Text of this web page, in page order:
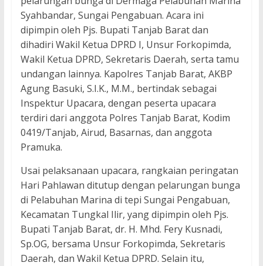
Syahbandar, Sungai Pengabuan. Acara ini
dipimpin oleh Pjs. Bupati Tanjab Barat dan
dihadiri Wakil Ketua DPRD I, Unsur Forkopimda,
Wakil Ketua DPRD, Sekretaris Daerah, serta tamu
undangan lainnya. Kapolres Tanjab Barat, AKBP
Agung Basuki, S.I.K., M.M., bertindak sebagai
Inspektur Upacara, dengan peserta upacara
terdiri dari anggota Polres Tanjab Barat, Kodim
0419/Tanjab, Airud, Basarnas, dan anggota
Pramuka.
Usai pelaksanaan upacara, rangkaian peringatan
Hari Pahlawan ditutup dengan pelarungan bunga
di Pelabuhan Marina di tepi Sungai Pengabuan,
Kecamatan Tungkal Ilir, yang dipimpin oleh Pjs.
Bupati Tanjab Barat, dr. H. Mhd. Fery Kusnadi,
Sp.OG, bersama Unsur Forkopimda, Sekretaris
Daerah, dan Wakil Ketua DPRD. Selain itu,